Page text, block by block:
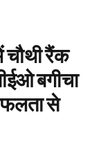
चौथी रैंक
बगीचा
से